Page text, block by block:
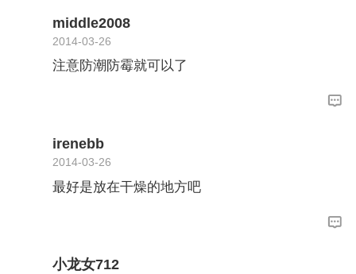
middle2008
2014-03-26
注意防潮防霉就可以了
irenebb
2014-03-26
最好是放在干燥的地方吧
小龙女712